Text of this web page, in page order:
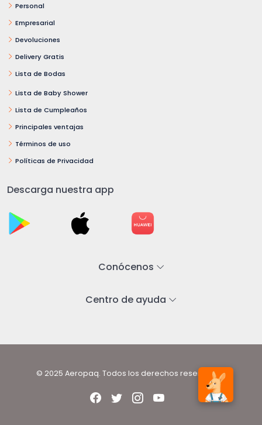
Personal
Empresarial
Devoluciones
Delivery Gratis
Lista de Bodas
Lista de Baby Shower
Lista de Cumpleaños
Principales ventajas
Términos de uso
Políticas de Privacidad
Descarga nuestra app
Conócenos
Centro de ayuda
© 2025 Aeropaq. Todos los derechos reservados.